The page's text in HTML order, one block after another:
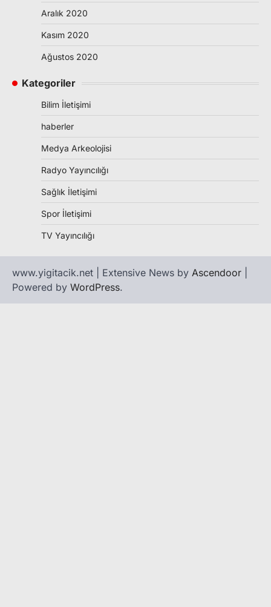
Aralık 2020
Kasım 2020
Ağustos 2020
Kategoriler
Bilim İletişimi
haberler
Medya Arkeolojisi
Radyo Yayıncılığı
Sağlık İletişimi
Spor İletişimi
TV Yayıncılığı
www.yigitacik.net | Extensive News by Ascendoor
Powered by WordPress.